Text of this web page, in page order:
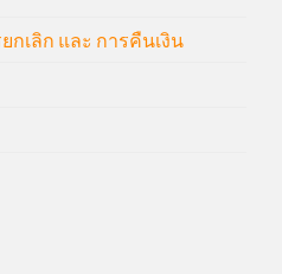
กเลิก และ การคืนเงิน